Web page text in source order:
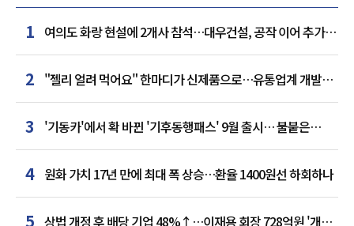
1 여의도 화랑 현설에 2개사 참석…대우건설, 공작 이어 추가
거점 확보하나
2 "젤리 얼려 먹어요" 한마디가 신제품으로…유통업계 개발실
된 SNS
3
'기동카'에서 확 바뀐 '기후동행패스' 9월 출시… 불붙은
카드사 경쟁
4 원화 가치 17년 만에 최대 폭 상승…환율 1400원선 하회하나
5 상법 개정 후 배당 기업 48%↑…이재용 회장 728억원 '개인